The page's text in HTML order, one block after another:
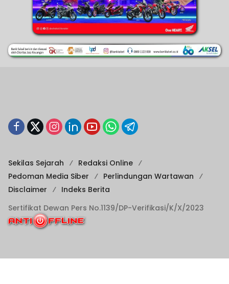
Sekilas Sejarah
Redaksi Online
Pedoman Media Siber
Perlindungan Wartawan
Disclaimer
Indeks Berita
Sertifikat Dewan Pers No.1139/DP-Verifikasi/K/X/2023